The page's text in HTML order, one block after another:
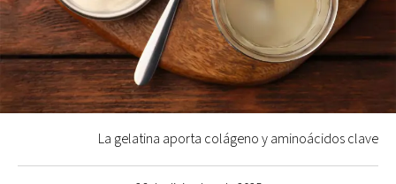
La gelatina aporta colágeno y aminoácidos clave